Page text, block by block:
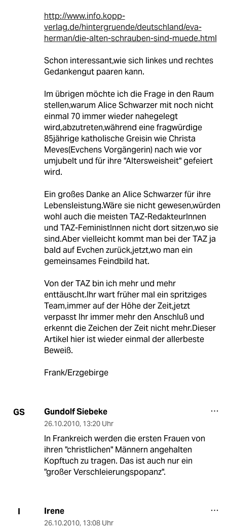
http://www.info.kopp-
verlag.de/hintergruende/deutschland/eva-
herman/die-alten-schrauben-sind-muede.html
Schon interessant,wie sich linkes und rechtes
Gedankengut paaren kann.
Im übrigen möchte ich die Frage in den Raum
stellen,warum Alice Schwarzer mit noch nicht
einmal 70 immer wieder nahegelegt
wird,abzutreten,während eine fragwürdige
85jährige katholische Greisin wie Christa
Meves(Evchens Vorgängerin) nach wie vor
umjubelt und für ihre "Altersweisheit" gefeiert
wird.
Ein großes Danke an Alice Schwarzer für ihre
Lebensleistung.Wäre sie nicht gewesen,würden
wohl auch die meisten TAZ-RedakteurInnen
und TAZ-FeministInnen nicht dort sitzen,wo sie
sind.Aber vielleicht kommt man bei der TAZ ja
bald auf Evchen zurück,jetzt,wo man ein
gemeinsames Feindbild hat.
Von der TAZ bin ich mehr und mehr
enttäuscht.Ihr wart früher mal ein spritziges
Team,immer auf der Höhe der Zeit,jetzt
verpasst Ihr immer mehr den Anschluß und
erkennt die Zeichen der Zeit nicht mehr.Dieser
Artikel hier ist wieder einmal der allerbeste
Beweiß.
Frank/Erzgebirge
GS Gundolf Siebeke
26.10.2010, 13:20 Uhr
In Frankreich werden die ersten Frauen von
ihren "christlichen" Männern angehalten
Kopftuch zu tragen. Das ist auch nur ein
"großer Verschleierungspopanz".
I Irene
26.10.2010, 13:08 Uhr